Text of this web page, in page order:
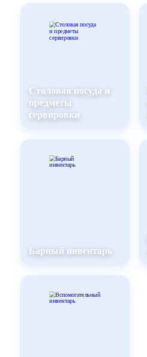
Столовая посуда и
предметы
сервировки
Барный инвентарь